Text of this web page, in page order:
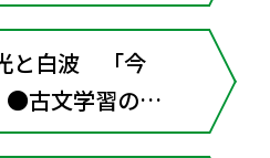
波 「今
学習のし
を調べるため